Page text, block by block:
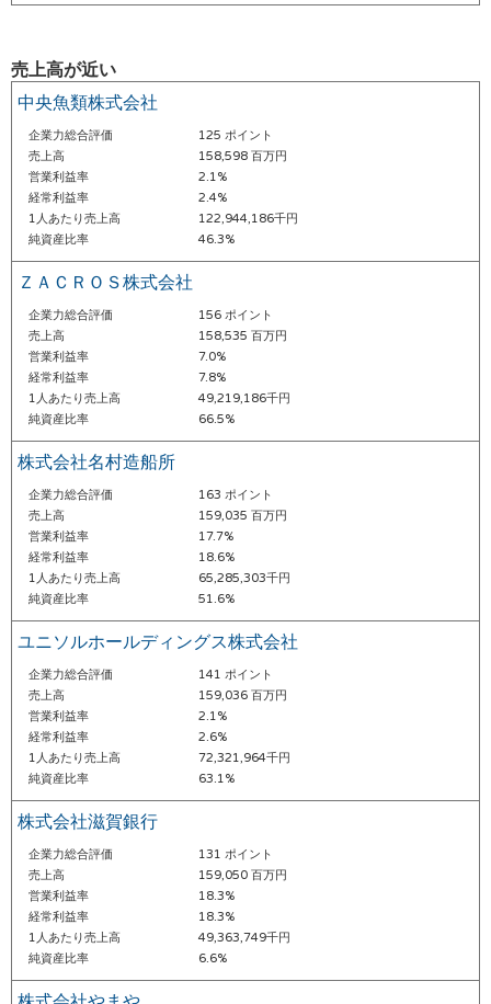
売上高が近い
中央魚類株式会社
企業力総合評価
125 ポイント
売上高
158,598 百万円
営業利益率
2.1%
経常利益率
2.4%
1人あたり売上高
122,944,186千円
純資産比率
46.3%
ＺＡＣＲＯＳ株式会社
企業力総合評価
156 ポイント
売上高
158,535 百万円
営業利益率
7.0%
経常利益率
7.8%
1人あたり売上高
49,219,186千円
純資産比率
66.5%
株式会社名村造船所
企業力総合評価
163 ポイント
売上高
159,035 百万円
営業利益率
17.7%
経常利益率
18.6%
1人あたり売上高
65,285,303千円
純資産比率
51.6%
ユニソルホールディングス株式会社
企業力総合評価
141 ポイント
売上高
159,036 百万円
営業利益率
2.1%
経常利益率
2.6%
1人あたり売上高
72,321,964千円
純資産比率
63.1%
株式会社滋賀銀行
企業力総合評価
131 ポイント
売上高
159,050 百万円
営業利益率
18.3%
経常利益率
18.3%
1人あたり売上高
49,363,749千円
純資産比率
6.6%